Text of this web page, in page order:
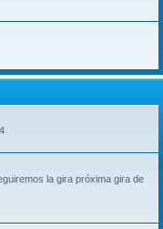
la gira próxima gira de